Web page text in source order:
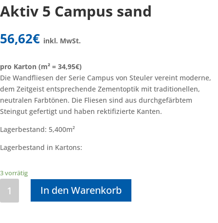
Aktiv 5 Campus sand
56,62€ inkl. MwSt.
pro Karton (m² = 34,95€)
Die Wandfliesen der Serie Campus von Steuler vereint moderne,
dem Zeitgeist entsprechende Zementoptik mit traditionellen,
neutralen Farbtönen. Die Fliesen sind aus durchgefärbtem
Steingut gefertigt und haben rektifizierte Kanten.
Lagerbestand: 5,400m²
Lagerbestand in Kartons:
3 vorrätig
In den Warenkorb